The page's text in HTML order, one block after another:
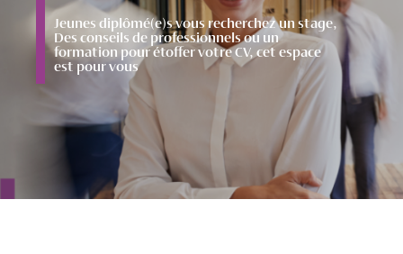
Jeunes diplômé(e)s vous recherchez un stage,
Des conseils de professionnels ou un
formation pour étoffer votre CV, cet espace
est pour vous